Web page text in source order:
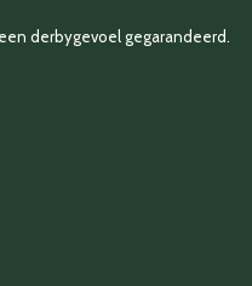
derbygevoel gegarandeerd.